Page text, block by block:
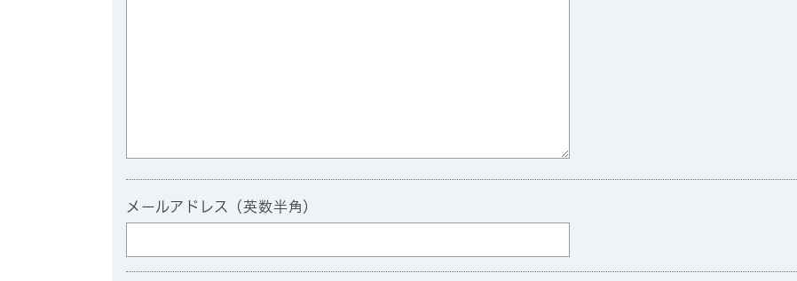
メールアドレス（英数半角）